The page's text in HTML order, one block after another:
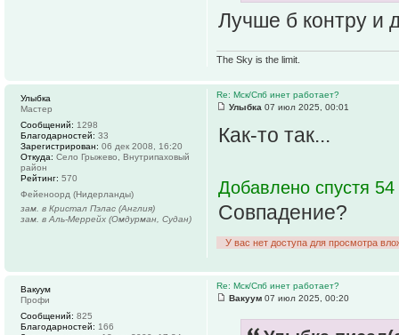
Лучше б контру и
The Sky is the limit.
Re: Мск/Спб инет работает?
Улыбка 07 июл 2025, 00:01
Как-то так...
Добавлено спустя
Совпадение?
У вас нет доступа для просмотра
Улыбка
Мастер
Сообщений: 1298
Благодарностей: 33
Зарегистрирован: 06 дек 2008, 16:20
Откуда: Село Грыжево, Внутрипаховый
район
Рейтинг: 570
Фейеноорд (Нидерланды)
зам. в Кристал Пэлас (Англия)
зам. в Аль-Меррейх (Омдурман, Судан)
Re: Мск/Спб инет работает?
Вакуум 07 июл 2025, 00:20
Вакуум
Профи
Сообщений: 825
Благодарностей: 166